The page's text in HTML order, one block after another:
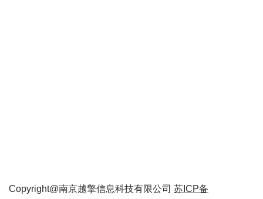
Copyright@南京越擎信息科技有限公司 苏ICP备